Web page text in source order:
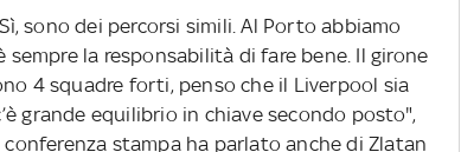
sono dei percorsi simili. Al Porto abbiamo
sempre la responsabilità di fare bene. Il girone
4 squadre forti, penso che il Liverpool sia
grande equilibrio in chiave secondo posto",
stampa ha parlato anche di Zlatan